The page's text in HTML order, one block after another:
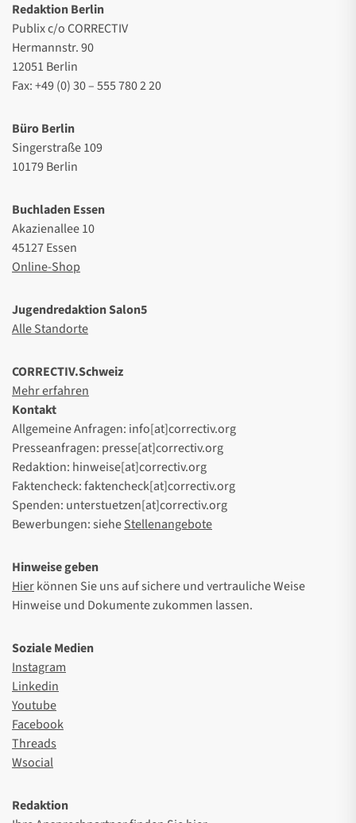
Redaktion Berlin
Publix c/o CORRECTIV
Hermannstr. 90
12051 Berlin
Fax: +49 (0) 30 – 555 780 2 20
Büro Berlin
Singerstraße 109
10179 Berlin
Buchladen Essen
Akazienallee 10
45127 Essen
Online-Shop
Jugendredaktion Salon5
Alle Standorte
CORRECTIV.Schweiz
Mehr erfahren
Kontakt
Allgemeine Anfragen: info[at]correctiv.org
Presseanfragen: presse[at]correctiv.org
Redaktion: hinweise[at]correctiv.org
Faktencheck: faktencheck[at]correctiv.org
Spenden: unterstuetzen[at]correctiv.org
Bewerbungen: sieheStellenangebote
Hinweise geben
Hierkönnen Sie uns auf sichere und vertrauliche Weise
Hinweise und Dokumente zukommen lassen.
Soziale Medien
Instagram
Linkedin
Youtube
Facebook
Threads
Wsocial
Redaktion